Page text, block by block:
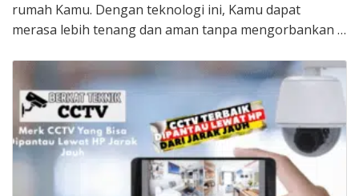
rumah Kamu. Dengan teknologi ini, Kamu dapat
merasa lebih tenang dan aman tanpa mengorbankan …